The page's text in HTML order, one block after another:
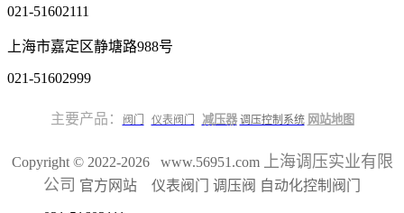
021-51602111
上海市嘉定区静塘路988号
021-51602999
主要产品： 阀门 仪表阀门 减压器 调压控制系统 网站地图
Copyright © 2022-2026 www.56951.com 上海调压实业有限
公司 官方网站 仪表阀门 调压阀 自动化控制阀门